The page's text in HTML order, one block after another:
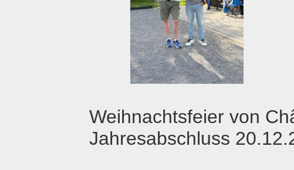
Weihnachtsfeier von
Jahresabschluss